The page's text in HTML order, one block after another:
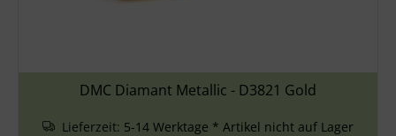
DMC Diamant Metallic - D3821 Gold
Lieferzeit: 5-14 Werktage * Artikel nicht auf Lager